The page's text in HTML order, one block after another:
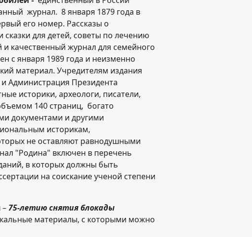
журнал. 8 января 1879 года в
его номер. Рассказы о
сказки для детей, советы по лечению
качественный журнал для семейного
с января 1989 года и неизменно
материал. Учредителям издания
Администрация Президента
историки, археологи, писатели,
140 страниц, богато
документами и другими
историкам,
не оставляют равнодушными
"Родина" включен в перечень
в которых должны быть
на соискание ученой степени
75-летию снятия блокады
материалы, с которыми можно